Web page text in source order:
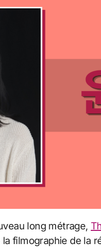
long métrage,
filmographie de la